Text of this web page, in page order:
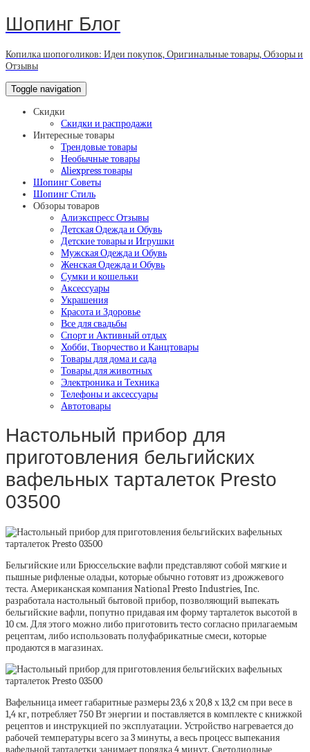
Шопинг Блог
Копилка шопоголиков: Идеи покупок, Оригинальные товары, Обзоры и
Отзывы
Toggle navigation
Скидки
Скидки и распродажи
Интересные товары
Трендовые товары
Необычные товары
Aliexpress товары
Шопинг Советы
Шопинг Стиль
Обзоры товаров
Алиэкспресс Отзывы
Детская Одежда и Обувь
Детские товары и Игрушки
Мужская Одежда и Обувь
Женская Одежда и Обувь
Сумки и кошельки
Аксессуары
Украшения
Красота и Здоровье
Все для свадьбы
Спорт и Активный отдых
Хобби, Творчество и Канцтовары
Товары для дома и сада
Товары для животных
Электроника и Техника
Телефоны и аксессуары
Автотовары
Настольный прибор для
приготовления бельгийских
вафельных тарталеток Presto
03500
Бельгийские или Брюссельские вафли представляют собой мягкие и
пышные рифленые оладьи, которые обычно готовят из дрожжевого
теста. Американская компания National Presto Industries, Inc.
разработала настольный бытовой прибор, позволяющий выпекать
бельгийские вафли, попутно придавая им форму тарталеток высотой в
10 см. Для этого можно либо приготовить тесто согласно прилагаемым
рецептам, либо использовать полуфабрикатные смеси, которые
продаются в магазинах.
Вафельница имеет габаритные размеры 23,6 х 20,8 х 13,2 см при весе в
1,4 кг, потребляет 750 Вт энергии и поставляется в комплекте с книжкой
рецептов и инструкцией по эксплуатации. Устройство нагревается до
рабочей температуры всего за 3 минуты, а весь процесс выпекания
вафельной тарталетки занимает порядка 4 минут. Светодиодные